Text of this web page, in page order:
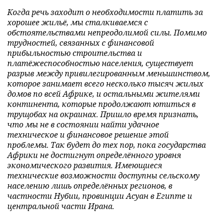
Когда речь заходит о необходимости платить за
хорошее жильё, мы сталкиваемся с
обстоятельствами непреодолимой силы. Помимо
трудностей, связанных с финансовой
прибыльностью строительства и
платёжеспособностью населения, существует
разрыв между привилегированным меньшинством,
которое занимает всего несколько тысяч жилых
домов по всей Африке, и остальными жителями
континента, которые продолжают ютиться в
трущобах на окраинах. Пришло время признать,
что мы не в состоянии найти удачное
техническое и финансовое решение этой
проблемы. Так будет до тех пор, пока государства
Африки не достигнут определённого уровня
экономического развития. Имеющиеся
технические возможности доступны сельскому
населению лишь определённых регионов, в
частности Нубии, провинции Асуан в Египте и
центральной части Ирана.